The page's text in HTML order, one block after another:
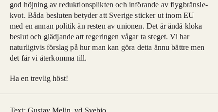
god höjning av reduktionsplikten och införande av flygbränsle-
kvot. Båda besluten betyder att Sverige sticker ut inom EU
med en annan politik än resten av unionen. Det är ändå kloka
beslut och glädjande att regeringen vågar ta steget. Vi har
naturligtvis förslag på hur man kan göra detta ännu bättre men
det får vi återkomma till.
Ha en trevlig höst!
Text: Gustav Melin, vd Svebio